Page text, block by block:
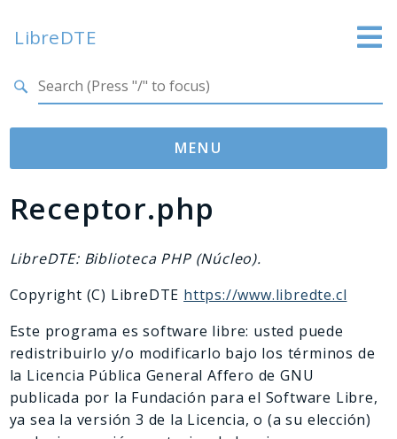
LibreDTE
LibreDTE Edición Enterprise
MENU
Namespaces
lib
Packages
LibreDTE
Reports
Deprecated
Errors
Receptor.php
LibreDTE: Biblioteca PHP (Núcleo).
Copyright (C) LibreDTE https://www.libredte.cl
Este programa es software libre: usted puede
redistribuirlo y/o modificarlo bajo los términos de
la Licencia Pública General Affero de GNU
publicada por la Fundación para el Software Libre,
ya sea la versión 3 de la Licencia, o (a su elección)